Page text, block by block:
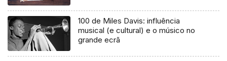
100 de Miles Davis: influência
musical (e cultural) e o músico no
grande ecrã